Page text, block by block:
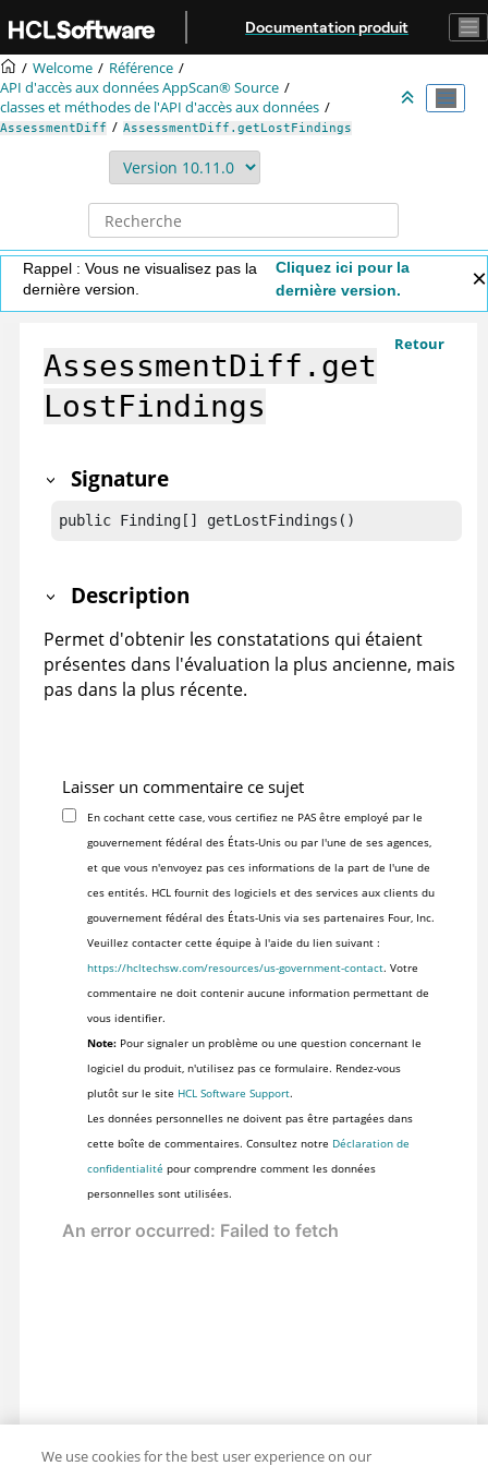
Aller au contenu principal
Documentation produit
Welcome
Référence
API d'accès aux donnéesAppScan® Source
classes et méthodes de l'API d'accès aux données
AssessmentDiff AssessmentDiff.getLostFindings
Rappel : Vous ne visualisez pas la
dernière version.
Cliquez ici pour la
dernière version.
Retour
AssessmentDiff.get
LostFindings
Signature
public Finding[] getLostFindings()
Description
Permet d'obtenir les constatations qui étaient
présentes dans l'évaluation la plus ancienne, mais
pas dans la plus récente.
Laisser un commentaire ce sujet
En cochant cette case, vous certifiez ne PAS être employé par le
gouvernement fédéral des États-Unis ou par l'une de ses agences,
et que vous n'envoyez pas ces informations de la part de l'une de
ces entités. HCL fournit des logiciels et des services aux clients du
gouvernement fédéral des États-Unis via ses partenaires Four, Inc.
Veuillez contacter cette équipe à l'aide du lien suivant :
https://hcltechsw.com/resources/us-government-contact. Votre
commentaire ne doit contenir aucune information permettant de
vous identifier.
Note:Pour signaler un problème ou une question concernant le
logiciel du produit, n'utilisez pas ce formulaire. Rendez-vous
plutôt sur le site HCL Software Support.
Les données personnelles ne doivent pas être partagées dans
cette boîte de commentaires. Consultez notre Déclaration de
confidentialité pour comprendre comment les données
personnelles sont utilisées.
We use cookies for the best user experience on our